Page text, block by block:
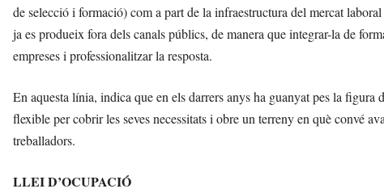
de selecció i formació) com a part de la infraestructura del mercat
ja es produeix fora dels canals públics, de manera que integrar-la de
empreses i professionalitzar la resposta.
En aquesta línia, indica que en els darrers anys ha guanyat pes la figura
flexible per cobrir les seves necessitats i obre un terreny en què convé
treballadors.
LLEI D’OCUPACIÓ